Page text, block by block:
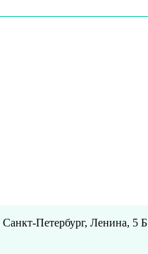
Санкт-Петербург, Ленина, 5 Б